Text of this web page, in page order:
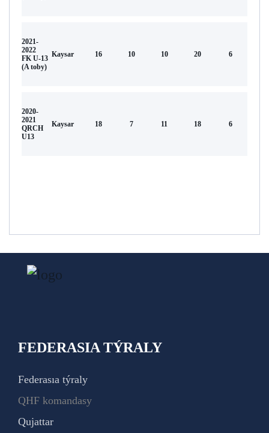
2021-
2022
FK U-13
(A toby)
Kaysar 16 10 10 20 6
2020-
2021
QRCH
U13
Kaysar 18 7 11 18 6
FEDERASIA TÝRALY
Federasıa týraly
QHF komandasy
Qujattar